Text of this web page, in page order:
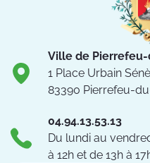
Ville de Pierrefeu-
1 Place Urbain
83390 Pierrefeu-
04.94.13.53.13
Du lundi au
à 12h et de 13h à